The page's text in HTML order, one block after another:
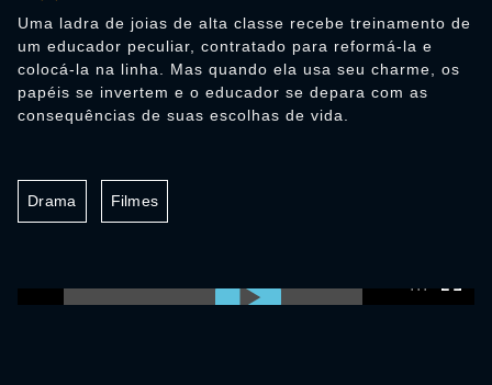
Uma ladra de joias de alta classe recebe treinamento de
um educador peculiar, contratado para reformá-la e
colocá-la na linha. Mas quando ela usa seu charme, os
papéis se invertem e o educador se depara com as
consequências de suas escolhas de vida.
Drama Filmes